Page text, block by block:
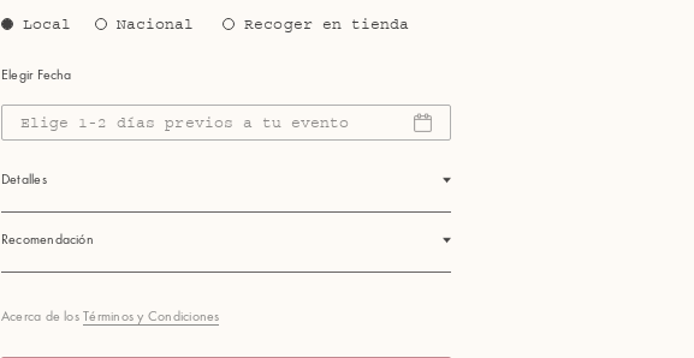
Local Nacional Recoger en tienda
Elegir Fecha
Elige 1-2 días previos a tu evento
Detalles
Recomendación
Acerca de losTérminos y Condiciones